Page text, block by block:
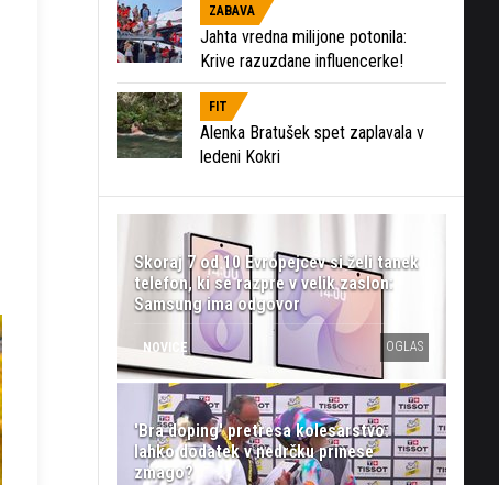
ZABAVA
Jahta vredna milijone potonila:
Krive razuzdane influencerke!
FIT
Alenka Bratušek spet zaplavala v
ledeni Kokri
Skoraj 7 od 10 Evropejcev si želi tanek
telefon, ki se razpre v velik zaslon:
Samsung ima odgovor
NOVICE OGLAS
'Bra doping' pretresa kolesarstvo:
lahko dodatek v nedrčku prinese
zmago?